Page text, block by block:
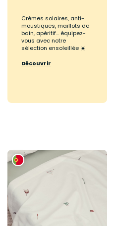
Crèmes solaires, anti-
moustiques, maillots de
bain, apéritif... équipez-
vous avec notre
sélection ensoleillée ☀️
Découvrir